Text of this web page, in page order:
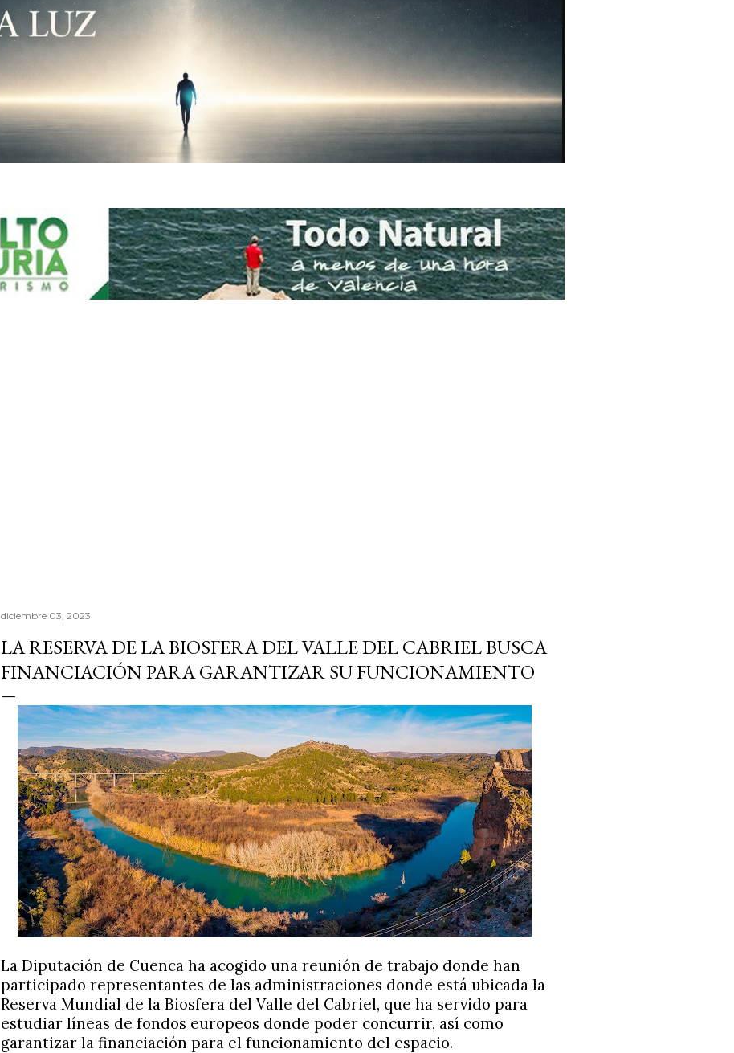
diciembre 03, 2023
LA RESERVA DE LA BIOSFERA DEL VALLE DEL CABRIEL BUSCA
FINANCIACIÓN PARA GARANTIZAR SU FUNCIONAMIENTO
La Diputación de Cuenca ha acogido una reunión de trabajo donde han
participado representantes de las administraciones donde está ubicada la
Reserva Mundial de la Biosfera del Valle del Cabriel, que ha servido para
estudiar líneas de fondos europeos donde poder concurrir, así como
garantizar la financiación para el funcionamiento del espacio.